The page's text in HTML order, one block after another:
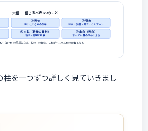
六信 ― 信じるべき6つのこと
② 天使
神に仕える光の存在
③ 啓典
律法・詩篇・福音・クルアーン
⑤ 来世（最後の審判）
復活・天国と地獄
⑥ 定命（天命）
すべては神の定めによる
（五行）の前提となる、心の中の信仰。これがイスラム教の土台となる
柱を一つずつ詳しく見ていきまし